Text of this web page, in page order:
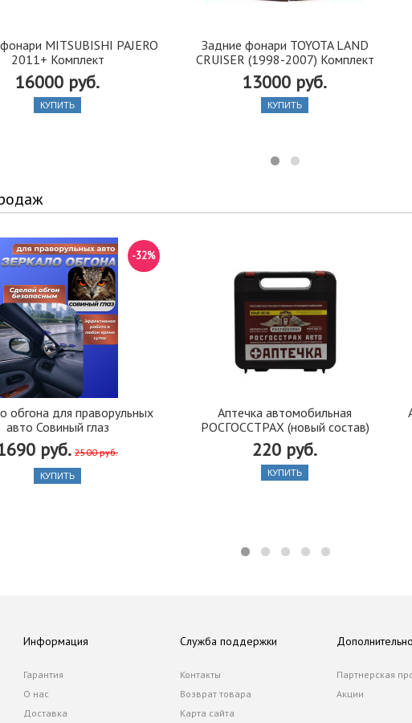
MITSUBISHI PAJERO
2011+ Комплект
16000 руб.
КУПИТЬ
Задние фонари TOYOTA LAND
CRUISER (1998-2007) Комплект
13000 руб.
КУПИТЬ
обгона для праворульных
авто Совиный глаз
руб. 2500 руб.
-32%
КУПИТЬ
Аптечка автомобильная
РОСГОССТРАХ (новый состав)
220 руб.
КУПИТЬ
Информация
Гарантия
О нас
Доставка
Служба поддержки
Контакты
Возврат товара
Карта сайта
Дополнительно
Партнерская
Акции